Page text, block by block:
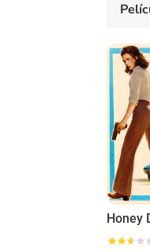
Honey